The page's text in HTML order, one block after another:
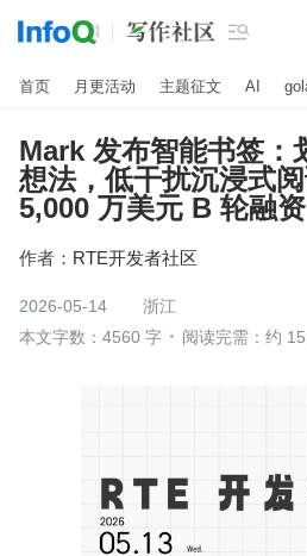

首页 月更活动 主题征文 AI
Mark 发布智能书签：
想法，低干扰沉浸式
5,000 万美元 B 轮融
作者： RTE开发者社区
2026-05-14
浙江
本文字数：4560 字
阅读完需：约